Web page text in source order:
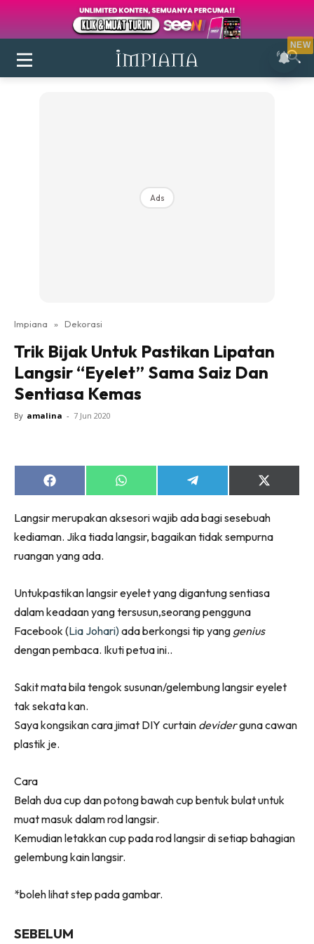
Login|Register
Ruang Makan
Ruang Tamu
Direktori
Interior Design
Dapur
Ruang Makan
Make Over
Bilik Tidur
Dapur
Ruang Makan
Ruang Tamu
Casa Impiana
Impiana Makeover
Makeover Ruang Selebriti
Hartanah
High Rise
Landed
Beli Di Mana
Ilham Impiana
Ads
Impiana » Dekorasi
Trik Bijak Untuk Pastikan Lipatan
Langsir “Eyelet” Sama Saiz Dan
Sentiasa Kemas
By amalina - 7 Jun 2020
Share
on
Share
on
Share
on
Share
on
(Twitter)
Langsir merupakan aksesori wajib ada bagi sesebuah
kediaman. Jika tiada langsir, bagaikan tidak sempurna
ruangan yang ada.
Untukpastikan langsir eyelet yang digantung sentiasa
dalam keadaan yang tersusun,seorang pengguna
Facebook (Lia Johari)ada berkongsi tip yang genius
dengan pembaca. Ikuti petua ini..
Sakit mata bila tengok susunan/gelembung langsir eyelet
tak sekata kan.
Saya kongsikan cara jimat DIY curtain deviderguna cawan
plastik je.
Cara
Belah dua cup dan potong bawah cup bentuk bulat untuk
muat masuk dalam rod langsir.
Kemudian letakkan cup pada rod langsir di setiap bahagian
gelembung kain langsir.
*boleh lihat step pada gambar.
SEBELUM
NEW